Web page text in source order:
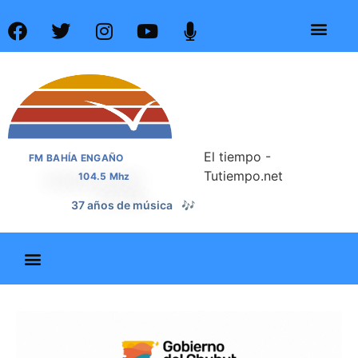
FM BAHÍA ENGAÑO
104.5 Mhz
37 años de noticias 📰
El tiempo -
Tutiempo.net